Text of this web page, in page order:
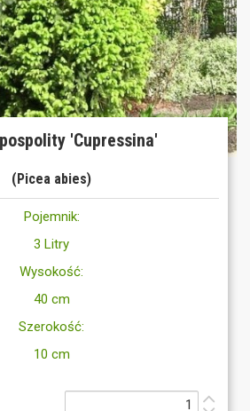
'Cupressina'
(Picea abies)
Pojemnik:
3 Litry
Wysokość:
40 cm
Szerokość:
10 cm